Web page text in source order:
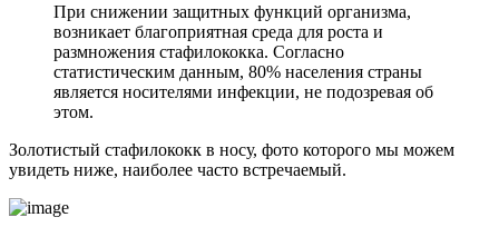
При снижении защитных функций организма,
возникает благоприятная среда для роста и
размножения стафилококка. Согласно
статистическим данным, 80% населения страны
является носителями инфекции, не подозревая об
этом.
Золотистый стафилококк в носу, фото которого мы можем
увидеть ниже, наиболее часто встречаемый.